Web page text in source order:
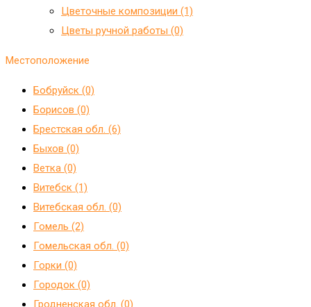
Цветочные композиции (1)
Цветы ручной работы (0)
Местоположение
Бобруйск (0)
Борисов (0)
Брестская обл. (6)
Быхов (0)
Ветка (0)
Витебск (1)
Витебская обл. (0)
Гомель (2)
Гомельская обл. (0)
Горки (0)
Городок (0)
Гродненская обл. (0)